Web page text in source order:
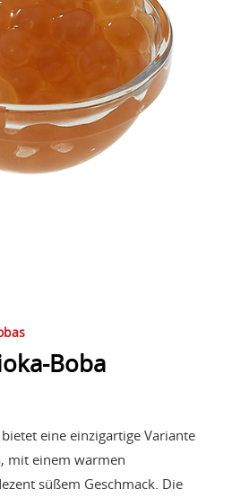
Boba
eine einzigartige Variante
mit einem warmen
süßem Geschmack. Die